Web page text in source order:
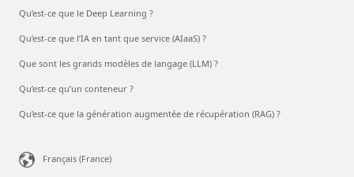
Qu’est-ce que le Deep Learning ?
Qu’est-ce que l’IA en tant que service (AIaaS) ?
Que sont les grands modèles de langage (LLM) ?
Qu’est-ce qu’un conteneur ?
Qu’est-ce que la génération augmentée de récupération (RAG) ?
Français (France)